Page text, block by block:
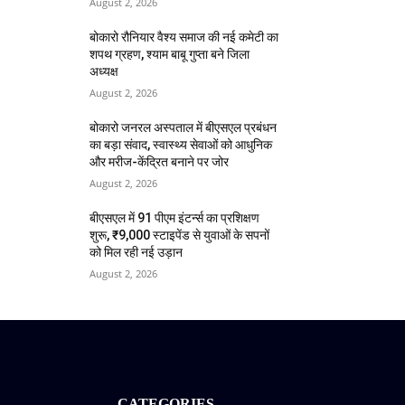
बोकारो रौनियार वैश्य समाज की नई कमेटी का
शपथ ग्रहण, श्याम बाबू गुप्ता बने जिला
अध्यक्ष
August 2, 2026
बोकारो जनरल अस्पताल में बीएसएल प्रबंधन
का बड़ा संवाद, स्वास्थ्य सेवाओं को आधुनिक
और मरीज-केंद्रित बनाने पर जोर
August 2, 2026
बीएसएल में 91 पीएम इंटर्न्स का प्रशिक्षण
शुरू, ₹9,000 स्टाइपेंड से युवाओं के सपनों
को मिल रही नई उड़ान
August 2, 2026